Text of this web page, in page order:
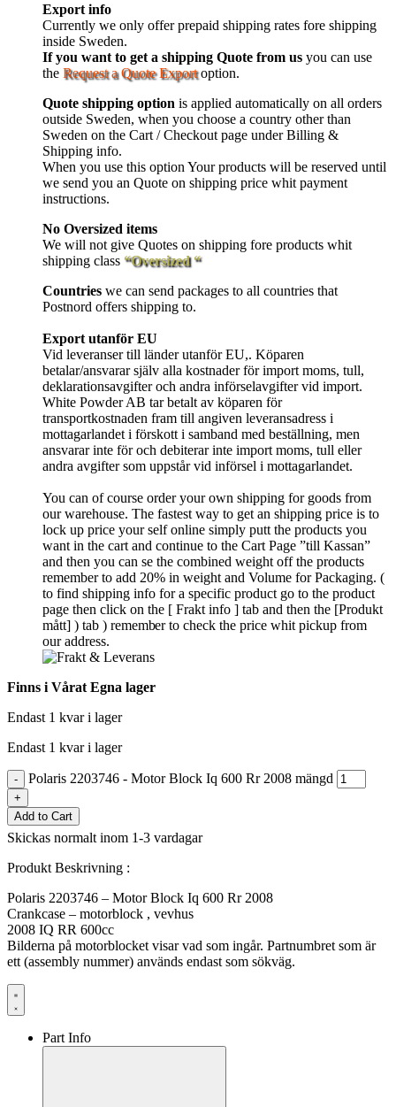
Export info
Currently we only offer prepaid shipping rates fore shipping
inside Sweden.
If you want to get a shipping Quote from us you can use
the Request a Quote Exportoption.
Quote shipping option is applied automatically on all orders
outside Sweden, when you choose a country other than
Sweden on the Cart / Checkout page under Billing &
Shipping info.
When you use this option Your products will be reserved until
we send you an Quote on shipping price whit payment
instructions.
No Oversized items
We will not give Quotes on shipping fore products whit
shipping class “Oversized “
Countries we can send packages to all countries that
Postnord offers shipping to.
Export utanför EU
Vid leveranser till länder utanför EU,. Köparen
betalar/ansvarar själv alla kostnader för import moms, tull,
deklarationsavgifter och andra införselavgifter vid import.
White Powder AB tar betalt av köparen för
transportkostnaden fram till angiven leveransadress i
mottagarlandet i förskott i samband med beställning, men
ansvarar inte för och debiterar inte import moms, tull eller
andra avgifter som uppstår vid införsel i mottagarlandet.
You can of course order your own shipping for goods from
our warehouse. The fastest way to get an shipping price is to
lock up price your self online simply putt the products you
want in the cart and continue to the Cart Page ”till Kassan”
and then you can se the combined weight off the products
remember to add 20% in weight and Volume for Packaging. (
to find shipping info for a specific product go to the product
page then click on the [ Frakt info ] tab and then the [Produkt
mått] ) tab ) rememberto check the price whit pickup from
our address.
Finns i Vårat Egna lager
Endast 1 kvar i lager
Endast 1 kvar i lager
- Polaris 2203746 - Motor Block Iq 600 Rr 2008 mängd
+
Add to Cart
Skickas normalt inom 1-3 vardagar
Produkt Beskrivning :
Polaris 2203746 – Motor Block Iq 600 Rr 2008
Crankcase – motorblock , vevhus
2008 IQ RR 600cc
Bilderna på motorblocket visar vad som ingår. Partnumbret som är
ett (assembly nummer) används endast som sökväg.
Part Info